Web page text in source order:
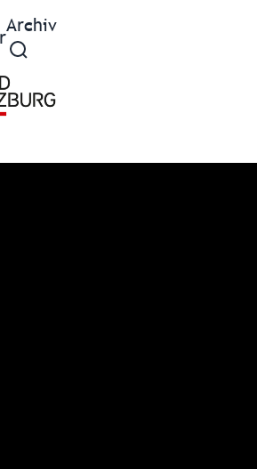
Archiv